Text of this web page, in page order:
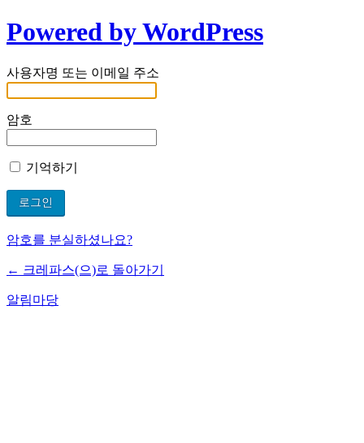
Powered by WordPress
사용자명 또는 이메일 주소
암호
기억하기
암호를 분실하셨나요?
← 크레파스(으)로 돌아가기
알림마당